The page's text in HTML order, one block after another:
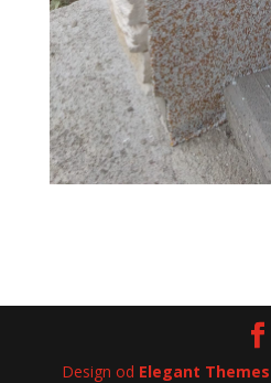
Design od Elegant Themes